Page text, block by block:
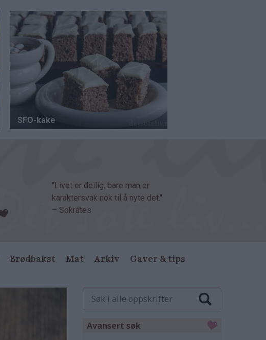
"Livet er deilig, bare man er
karaktersvak nok til å nyte det."
– Sokrates
Brødbakst Mat Arkiv Gaver & tips
Avansert søk